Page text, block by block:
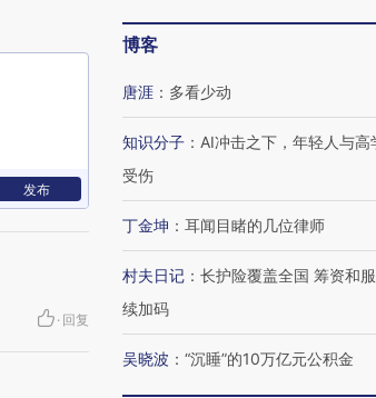
发布
· 回复
博客
唐涯 ： 多看少动
知识分子 ： AI冲击之下，年轻人与高
受伤
丁金坤 ： 耳闻目睹的几位律师
村夫日记 ： 长护险覆盖全国 筹资和
续加码
吴晓波 ： “沉睡”的10万亿元公积金